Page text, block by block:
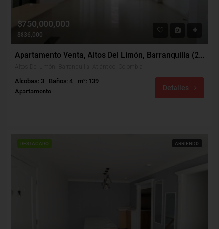
$750,000,000
$836,000
Apartamento Venta, Altos Del Limón, Barranquilla (29141)
Alcobas: 3 Baños: 4
m²: 139
Apartamento
Detalles
DESTACADO ARRIENDO